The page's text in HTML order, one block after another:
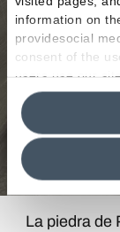
information on
providesocial
consent of the
users use our
media analytics
information in
clicking on
the site after
information see
La piedra de